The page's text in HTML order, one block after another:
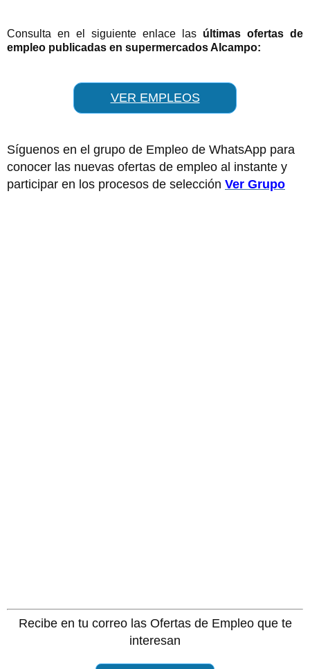
Consulta en el siguiente enlace las últimas ofertas de
empleo publicadas en supermercados Alcampo:
VER EMPLEOS
Síguenos en el grupo de Empleo de WhatsApp para
conocer las nuevas ofertas de empleo al instante y
participar en los procesos de selección Ver Grupo
Recibe en tu correo las Ofertas de Empleo que te
interesan